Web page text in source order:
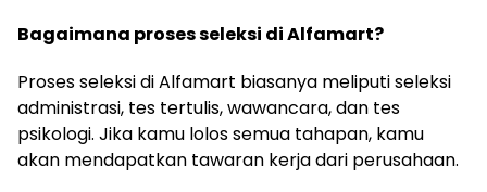
Bagaimana proses seleksi di Alfamart?
Proses seleksi di Alfamart biasanya meliputi seleksi
administrasi, tes tertulis, wawancara, dan tes
psikologi. Jika kamu lolos semua tahapan, kamu
akan mendapatkan tawaran kerja dari perusahaan.